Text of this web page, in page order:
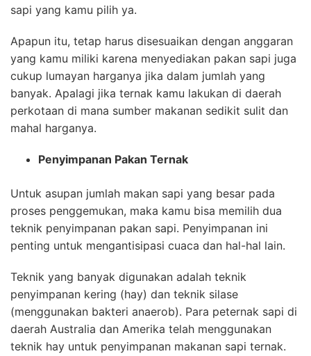
sapi yang kamu pilih ya.
Apapun itu, tetap harus disesuaikan dengan anggaran
yang kamu miliki karena menyediakan pakan sapi juga
cukup lumayan harganya jika dalam jumlah yang
banyak. Apalagi jika ternak kamu lakukan di daerah
perkotaan di mana sumber makanan sedikit sulit dan
mahal harganya.
Penyimpanan Pakan Ternak
Untuk asupan jumlah makan sapi yang besar pada
proses penggemukan, maka kamu bisa memilih dua
teknik penyimpanan pakan sapi. Penyimpanan ini
penting untuk mengantisipasi cuaca dan hal-hal lain.
Teknik yang banyak digunakan adalah teknik
penyimpanan kering (hay) dan teknik silase
(menggunakan bakteri anaerob). Para peternak sapi di
daerah Australia dan Amerika telah menggunakan
teknik hay untuk penyimpanan makanan sapi ternak.